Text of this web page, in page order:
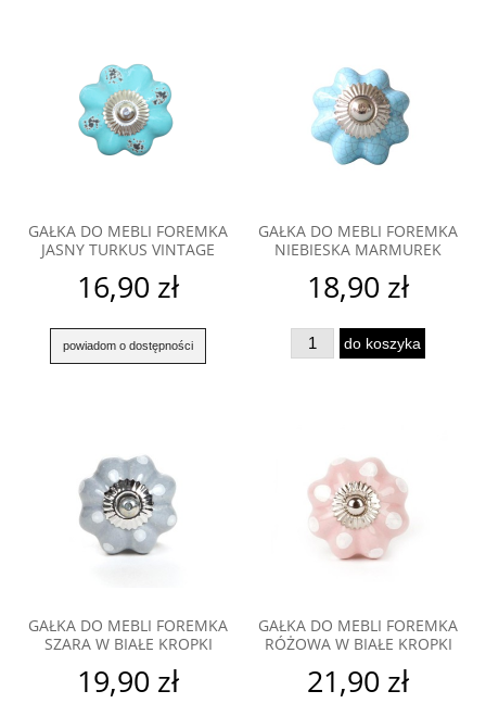
GAŁKA DO MEBLI FOREMKA
JASNY TURKUS VINTAGE
16,90 zł
powiadom o dostępności
GAŁKA DO MEBLI FOREMKA
NIEBIESKA MARMUREK
18,90 zł
do koszyka
GAŁKA DO MEBLI FOREMKA
SZARA W BIAŁE KROPKI
19,90 zł
GAŁKA DO MEBLI FOREMKA
RÓŻOWA W BIAŁE KROPKI
21,90 zł